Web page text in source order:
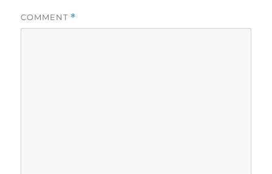
COMMENT *